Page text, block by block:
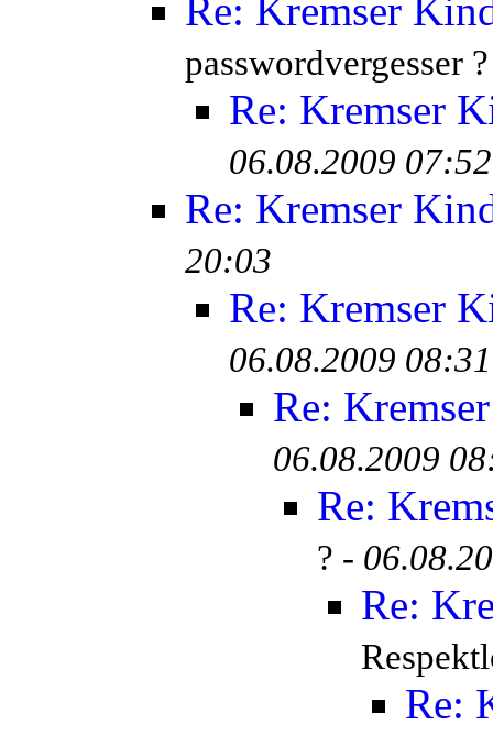
Re: Kremser
passwordvergesser
Re: Kremser
06.08.2009 07:52
Re: Kremser
20:03
Re: Kremser
06.08.2009 08:31
Re:
06.08.2009
Re:
? -
Re:
Re: